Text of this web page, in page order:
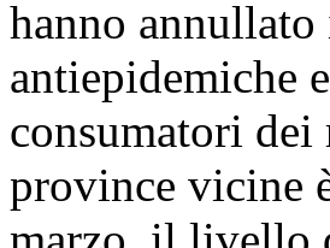
hanno
antiepidemiche
consumatori
province vicine